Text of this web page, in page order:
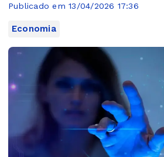
Publicado em 13/04/2026 17:36
Economia